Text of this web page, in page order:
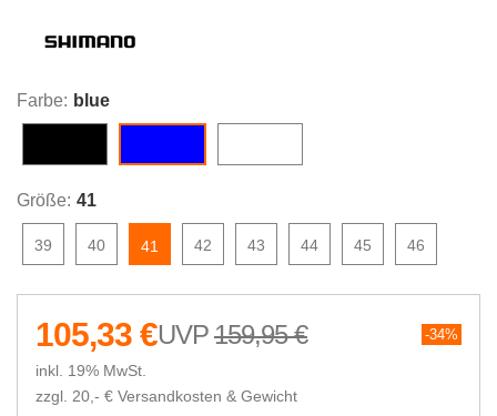
Farbe: blue
Größe: 41
39 40 41 42 43 44 45 46
159,95 € 34%
105,33 €
inkl. 19% MwSt.
zzgl. 20,- € Versandkosten & Gewicht